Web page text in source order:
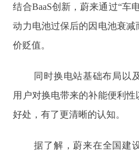
结合BaaS创新，蔚来通过“车
动力电池过保后的因电池衰
价贬值。
同时换电站基础布局以
用户对换电带来的补能便利
好处，有了更清晰的认知。
据了解，蔚来在全国建